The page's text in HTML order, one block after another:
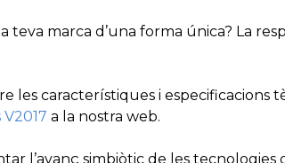
teva marca d’una forma única? La
les característiques i
a la nostra web.
l’avanç simbiòtic de les tecnologies